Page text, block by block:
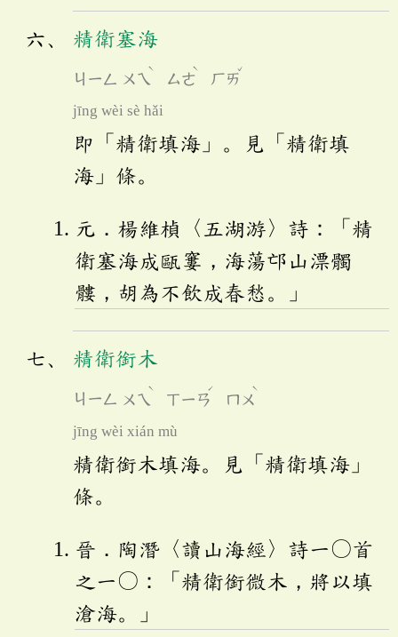
精衛塞海
ㄐㄧㄥ ㄨㄟ
ˋ
ㄙㄜ
ˋ
ㄏㄞ
ˇ
jīng wèi sè hǎi
即「精衛填海」。見「精衛填
海」條。
元．楊維楨〈五湖游〉詩：「精
衛塞海成甌窶，海蕩邙山漂髑
髏，胡為不飲成春愁。」
精衛銜木
ㄐㄧㄥ ㄨㄟ
ˋ
ㄒㄧㄢ
ˊ
ㄇㄨ
ˋ
jīng wèi xián mù
精衛銜木填海。見「精衛填海」
條。
晉．陶潛〈讀山海經〉詩一〇首
之一〇：「精衛銜微木，將以填
滄海。」